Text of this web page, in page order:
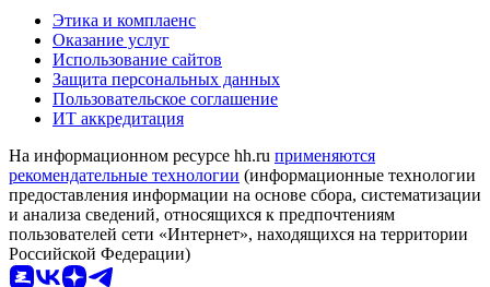
Этика и комплаенс
Оказание услуг
Использование сайтов
Защита персональных данных
Пользовательское соглашение
ИТ аккредитация
На информационном ресурсе hh.ru применяются
рекомендательные технологии (информационные технологии
предоставления информации на основе сбора, систематизации
и анализа сведений, относящихся к предпочтениям
пользователей сети «Интернет», находящихся на территории
Российской Федерации)